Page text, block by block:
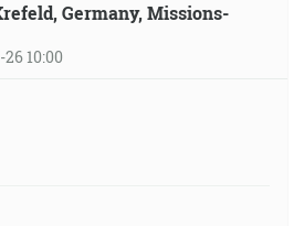
Germany, Missions-
10:00